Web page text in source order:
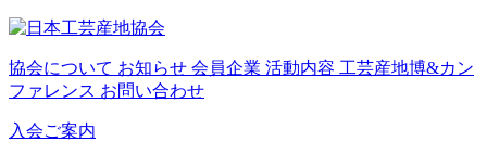
協会について お知らせ 会員企業 活動内容 工芸産地博&カン
ファレンス お問い合わせ
入会ご案内